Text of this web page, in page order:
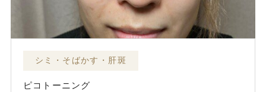
シミ・そばかす・肝斑
ピコトーニング